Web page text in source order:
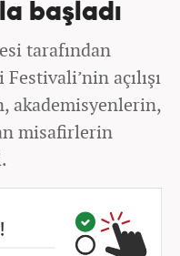
başladı
tarafından
açılışı
akademisyenlerin,
misafirlerin